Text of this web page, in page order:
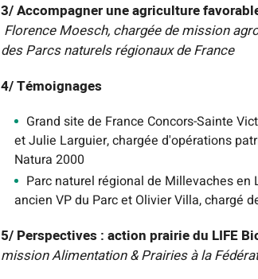
3/ Accompagner une agriculture
Florence Moesch, chargée de mission
des Parcs naturels régionaux de France
4/ Témoignages
Grand site de France Concors-Sainte
et Julie Larguier, chargée d'opérations
Natura 2000
Parc naturel régional de Millevaches
ancien VP du Parc et Olivier Villa, chargé
5/ Perspectives : action prairie du LIFE
mission Alimentation & Prairies à la